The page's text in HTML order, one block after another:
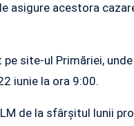
asigure acestora
site-ul Primăriei,
iunie la ora 9:00.
de la sfârșitul lunii